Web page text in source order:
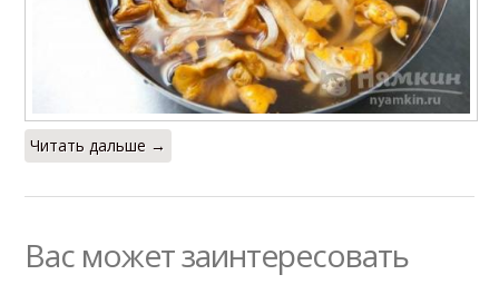
Читать дальше →
Вас может заинтересовать